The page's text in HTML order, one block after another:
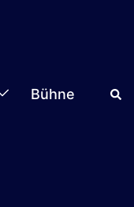
Bühne